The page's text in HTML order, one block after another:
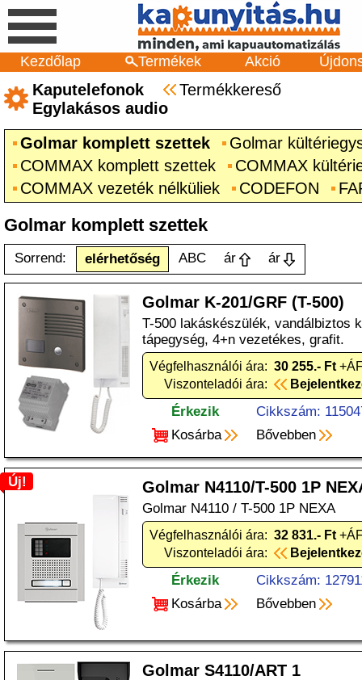
Kezdőlap Termékek Akció
Kaputelefonok
Termékkereső
Egylakásos audio
Golmar komplett szettek
Golmar
COMMAX komplett szettek
COMMAX
COMMAX vezeték nélküliek
CODEFON
Golmar komplett szettek
Sorrend: elérhetőség ABC ár ár
Golmar K-201/GRF (T-500)
T-500 lakáskészülék, vandálbiztos
tápegység, 4+n vezetékes, grafit.
Végfelhasználói ára: 30 255.- Ft
Viszonteladói ára:
Érkezik
Cikkszám:
Kosárba
Bővebben
Új! Golmar N4110/T-500 1P
Golmar N4110 / T-500 1P NEXA
Végfelhasználói ára: 32 831.- Ft
Viszonteladói ára:
Érkezik
Cikkszám:
Kosárba
Bővebben
Golmar S4110/ART 1